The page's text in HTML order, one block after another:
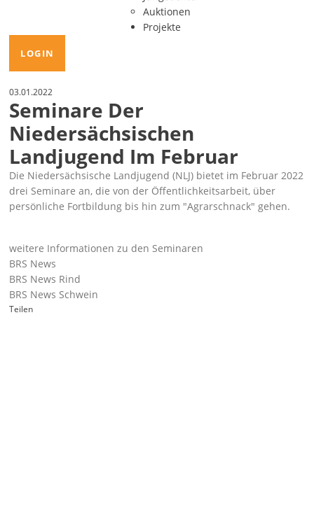
Auktionen
Projekte
LOGIN
03.01.2022
Seminare Der
Niedersächsischen
Landjugend Im Februar
Die Niedersächsische Landjugend (NLJ) bietet im Februar 2022
drei Seminare an, die von der Öffentlichkeitsarbeit, über
persönliche Fortbildung bis hin zum
Agrarschnack gehen.
weitere Informationen zu den Seminaren
BRS News
BRS News Rind
BRS News Schwein
Teilen